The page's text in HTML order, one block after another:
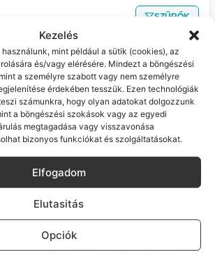
Kezelés
mint például a sütik (cookies), az
és/vagy elérésére. Mindezt a böngészési
a személyre szabott vagy nem személyre
érdekében tesszük. Ezen technológiák
számunkra, hogy olyan adatokat dolgozzunk
a böngészési szokások vagy az egyedi
megtagadása vagy visszavonása
bizonyos funkciókat és szolgáltatásokat.
Elfogadom
Elutasitás
Opciók
SZŰRŐK
nincs ilyen termékünk :(
Gyakran Ismételt Kérdések
/ Probléma jelentés
OTP Áruhitel Tájékoztató